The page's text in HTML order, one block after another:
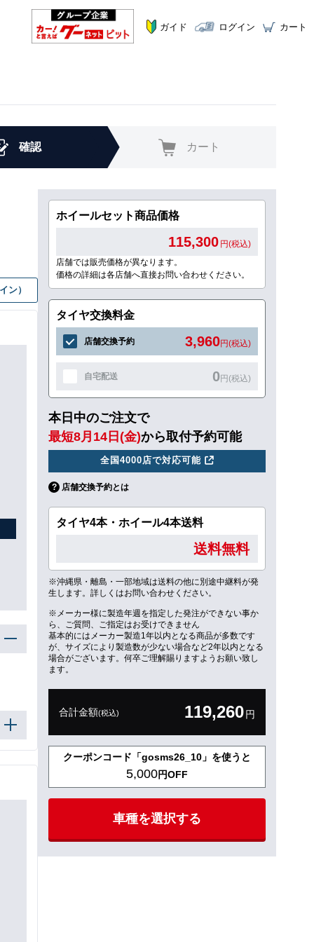
ガイド ログイン カート
確認 カート
ン）
ホイールセット商品価格
115,300 円(税込)
店舗では販売価格が異なります。
価格の詳細は各店舗へ直接お問い合わせください。
タイヤ交換料金
店舗交換予約 3,960円(税込)
自宅配送 0円(税込)
本日中のご注文で
最短8月14日(金)から取付予約可能
全国4000店で対応可能
店舗交換予約とは
タイヤ4本・ホイール4本送料
送料無料
※沖縄県・離島・一部地域は送料の他に別途中継料が発
生します。詳しくはお問い合わせください。
※メーカー様に製造年週を指定した発注ができない事か
ら、ご質問、ご指定はお受けできません
基本的にはメーカー製造1年以内となる商品が多数です
が、サイズにより製造数が少ない場合など2年以内となる
場合がございます。何卒ご理解賜りますようお願い致し
ます。
合計金額(税込) 119,260円
クーポンコード「gosms26_10」を使うと
5,000円OFF
車種を選択する